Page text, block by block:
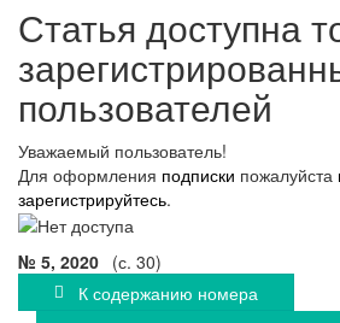
Статья доступна
пользователей
Уважаемый пользователь!
Для оформления подписки пожалуйста
зарегистрируйтесь.
№ 5, 2020 (с. 30)
К содержанию номера